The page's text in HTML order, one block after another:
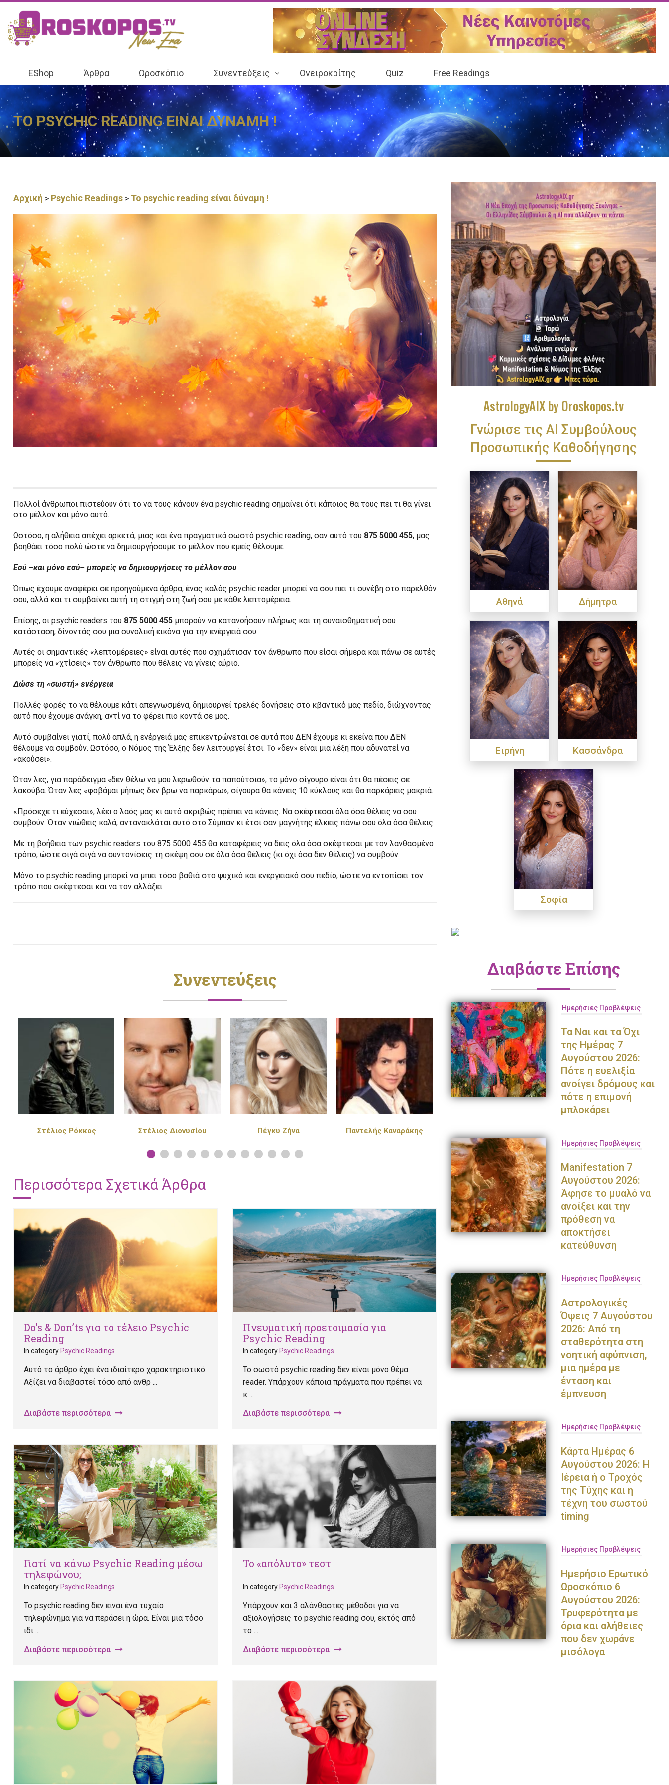
EShop Άρθρα Ωροσκόπιο Συνεντεύξεις Ονειροκρίτης Quiz Free Readings
ΤΟ PSYCHIC READING ΕΙΝΑΙ ΔΥΝΑΜΗ !
Αρχική > Psychic Readings > Το psychic reading είναι δύναμη !
Πολλοί άνθρωποι πιστεύουν ότι το να τους κάνουν ένα psychic reading σημαίνει ότι κάποιος θα τους πει τι θα γίνει
στο μέλλον και μόνο αυτό.
Ωστόσο, η αλήθεια απέχει αρκετά, μιας και ένα πραγματικά σωστό psychic reading, σαν αυτό του 875 5000 455, μας
βοηθάει τόσο πολύ ώστε να δημιουργήσουμε το μέλλον που εμείς θέλουμε.
Εσύ –και μόνο εσύ– μπορείς να δημιουργήσεις το μέλλον σου
Όπως έχουμε αναφέρει σε προηγούμενα άρθρα, ένας καλός psychic reader μπορεί να σου πει τι συνέβη στο παρελθόν
σου, αλλά και τι συμβαίνει αυτή τη στιγμή στη ζωή σου με κάθε λεπτομέρεια.
Επίσης, οι psychic readers του 875 5000 455 μπορούν να κατανοήσουν πλήρως και τη συναισθηματική σου
κατάσταση, δίνοντάς σου μια συνολική εικόνα για την ενέργειά σου.
Αυτές οι σημαντικές «λεπτομέρειες» είναι αυτές που σχημάτισαν τον άνθρωπο που είσαι σήμερα και πάνω σε αυτές
μπορείς να «χτίσεις» τον άνθρωπο που θέλεις να γίνεις αύριο.
Δώσε τη «σωστή» ενέργεια
Πολλές φορές το να θέλουμε κάτι απεγνωσμένα, δημιουργεί τρελές δονήσεις στο κβαντικό μας πεδίο, διώχνοντας
αυτό που έχουμε ανάγκη, αντί να το φέρει πιο κοντά σε μας.
Αυτό συμβαίνει γιατί, πολύ απλά, η ενέργειά μας επικεντρώνεται σε αυτά που ΔΕΝ έχουμε κι εκείνα που ΔΕΝ
θέλουμε να συμβούν. Ωστόσο, ο Νόμος της Έλξης δεν λειτουργεί έτσι. Το «δεν» είναι μια λέξη που αδυνατεί να
«ακούσει».
Όταν λες, για παράδειγμα «δεν θέλω να μου λερωθούν τα παπούτσια», το μόνο σίγουρο είναι ότι θα πέσεις σε
λακούβα. Όταν λες «φοβάμαι μήπως δεν βρω να παρκάρω», σίγουρα θα κάνεις 10 κύκλους και θα παρκάρεις μακριά.
«Πρόσεχε τι εύχεσαι», λέει ο λαός μας κι αυτό ακριβώς πρέπει να κάνεις. Να σκέφτεσαι όλα όσα θέλεις να σου
συμβούν. Όταν νιώθεις καλά, αντανακλάται αυτό στο Σύμπαν κι έτσι σαν μαγνήτης έλκεις πάνω σου όλα όσα θέλεις.
Με τη βοήθεια των psychic readers του 875 5000 455 θα καταφέρεις να δεις όλα όσα σκέφτεσαι με τον λανθασμένο
τρόπο, ώστε σιγά σιγά να συντονίσεις τη σκέψη σου σε όλα όσα θέλεις (κι όχι όσα δεν θέλεις) να συμβούν.
Μόνο το psychic reading μπορεί να μπει τόσο βαθιά στο ψυχικό και ενεργειακό σου πεδίο, ώστε να εντοπίσει τον
τρόπο που σκέφτεσαι και να τον αλλάξει.
Συνεντεύξεις
Στέλιος Διονυσίου Πέγκυ Ζήνα Παντελής Καναράκης Πάνος Κιάμος
Περισσότερα Σχετικά Άρθρα
Do’s & Don’ts για το τέλειο Psychic
Reading
In category Psychic Readings
Αυτό το άρθρο έχει ένα ιδιαίτερο χαρακτηριστικό.
Αξίζει να διαβαστεί τόσο από ανθρ ...
Διαβάστε περισσότερα
Πνευματική προετοιμασία για
Psychic Reading
In category Psychic Readings
Το σωστό psychic reading δεν είναι μόνο θέμα
reader. Υπάρχουν κάποια πράγματα που πρέπει να
κ ...
Διαβάστε περισσότερα
Γιατί να κάνω Psychic Reading μέσω
τηλεφώνου;
In category Psychic Readings
Το psychic reading δεν είναι ένα τυχαίο
τηλεφώνημα για να περάσει η ώρα. Είναι μια τόσο
ιδι ...
Διαβάστε περισσότερα
Το «απόλυτο» τεστ
In category Psychic Readings
Υπάρχουν και 3 αλάνθαστες μέθοδοι για να
αξιολογήσεις το psychic reading σου, εκτός από
το ...
Διαβάστε περισσότερα
AstrologyAIX by Oroskopos.tv
Γνώρισε τις ΑΙ Συμβούλους
Προσωπικής Καθοδήγησης
Αθηνά Δήμητρα
Ειρήνη Κασσάνδρα
Σοφία
Διαβάστε Επίσης
Ημερήσιες Προβλέψεις
Τα Ναι και τα Όχι
της Ημέρας 7
Αυγούστου 2026:
Πότε η ευελιξία
ανοίγει δρόμους και
πότε η επιμονή
μπλοκάρει
Ημερήσιες Προβλέψεις
Manifestation 7
Αυγούστου 2026:
Άφησε το μυαλό να
ανοίξει και την
πρόθεση να
αποκτήσει
κατεύθυνση
Ημερήσιες Προβλέψεις
Αστρολογικές
Όψεις 7 Αυγούστου
2026: Από τη
σταθερότητα στη
νοητική αφύπνιση,
μια ημέρα με
ένταση και
έμπνευση
Ημερήσιες Προβλέψεις
Κάρτα Ημέρας 6
Αυγούστου 2026: Η
Ιέρεια ή ο Τροχός
της Τύχης και η
τέχνη του σωστού
timing
Ημερήσιες Προβλέψεις
Ημερήσιο Ερωτικό
Ωροσκόπιο 6
Αυγούστου 2026:
Τρυφερότητα με
όρια και αλήθειες
που δεν χωράνε
μισόλογα